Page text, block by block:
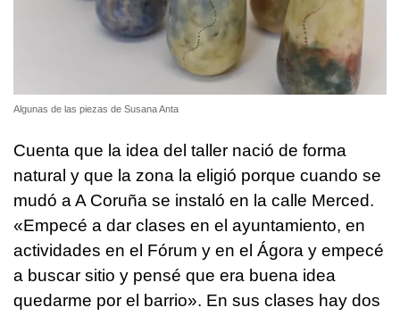
Algunas de las piezas de Susana Anta
Cuenta que la idea del taller nació de forma
natural y que la zona la eligió porque cuando se
mudó a A Coruña se instaló en la calle Merced.
«Empecé a dar clases en el ayuntamiento, en
actividades en el Fórum y en el Ágora y empecé
a buscar sitio y pensé que era buena idea
quedarme por el barrio». En sus clases hay dos